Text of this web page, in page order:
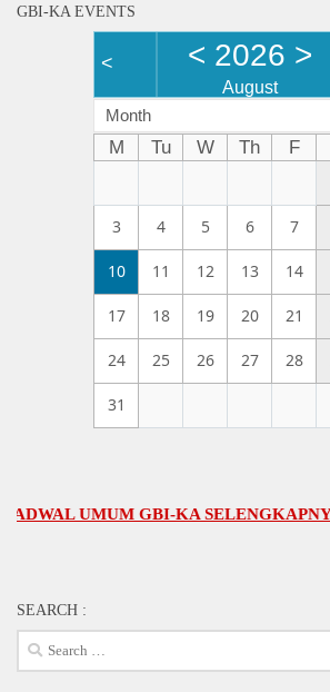
GBI-KA EVENTS
< < 2026 >
August
Month
M Tu W Th F
3 4 5 6 7
10 11 12 13 14
17 18 19 20 21
24 25 26 27 28
31
UMUM GBI-KA
SEARCH :
Search
for: